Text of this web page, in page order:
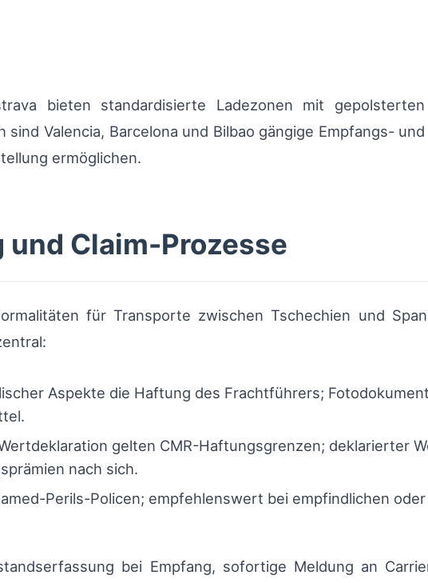
bieten standardisierte Ladezonen mit
Valencia, Barcelona und Bilbao gängige Empfangs-
ermöglichen.
Claim-Prozesse
für Transporte zwischen Tschechien und
Aspekte die Haftung des Frachtführers;
gelten CMR-Haftungsgrenzen; deklarierter
nach sich.
Perils-Policen; empfehlenswert bei empfindlichen
bei Empfang, sofortige Meldung an